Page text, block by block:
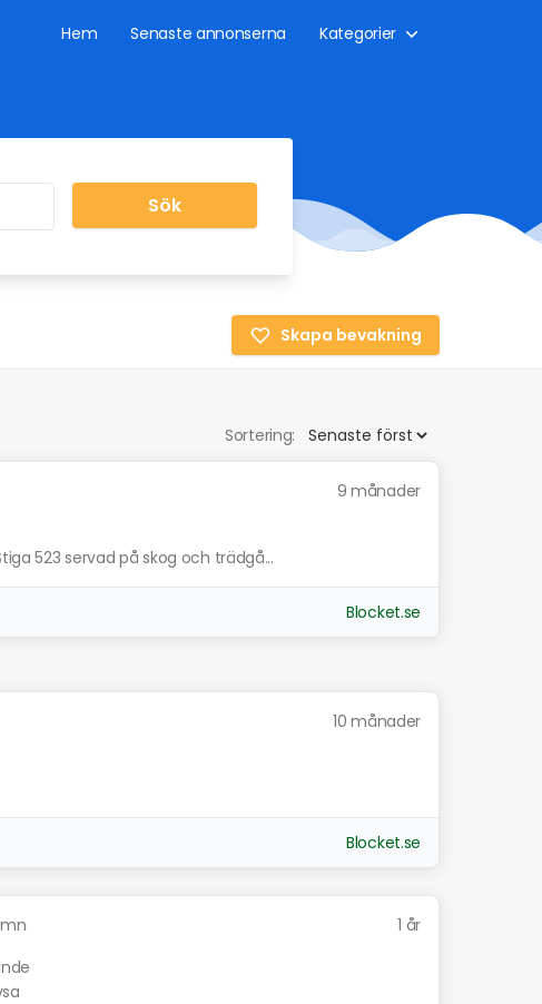
Hem Senaste annonserna Kategorier
Sök
Skapa bevakning
Sortering:
9 månader
523 servad på skog och trädgå...
Blocket.se
10 månader
Blocket.se
1 år